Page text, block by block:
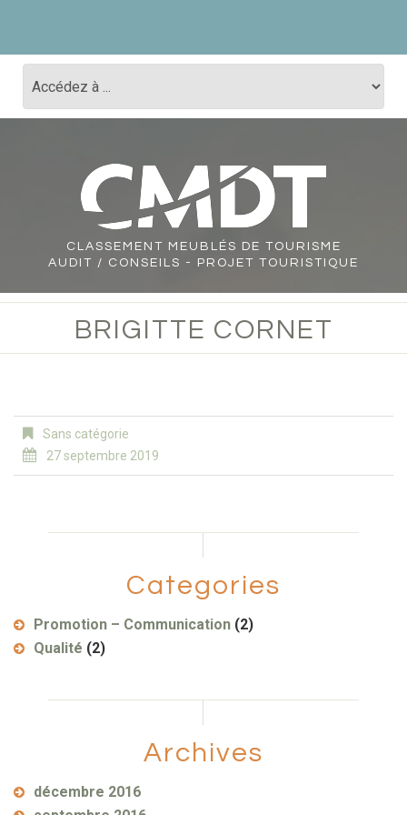
CLASSEMENT
MEUBLÉS DE TOURISME
AUDIT / CONSEILS - PROJET TOURISTIQUE
BRIGITTE CORNET
Sans catégorie
27 septembre 2019
Categories
Promotion – Communication (2)
Qualité (2)
Archives
décembre 2016